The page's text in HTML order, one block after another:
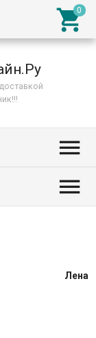



Лена